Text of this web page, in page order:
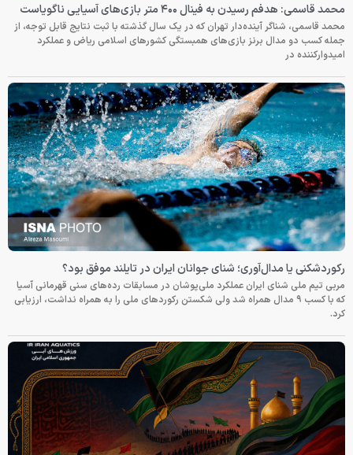
محمد قاسمی: هدفم رسیدن به فینال ۴۰۰ متر بازی‌های آسیایی ناگویاست
محمد قاسمی، شناگر آینده‌دار تهران که در یک سال گذشته با ثبت نتایج قابل توجه، از
جمله کسب دو مدال برنز بازی‌های همبستگی کشورهای اسلامی ریاض و عملکرد
امیدوارکننده در
رکوردشکنی یا مدال‌آوری؛ شنای جوانان ایران در تایلند موفق بود؟
مربی تیم ملی شنای ایران عملکرد ملی‌پوشان در مسابقات رده‌های سنی قهرمانی آسیا
که با کسب ۹ مدال همراه شد ولی شکستن رکوردهای ملی را به همراه نداشت، ارزیابی
کرد.